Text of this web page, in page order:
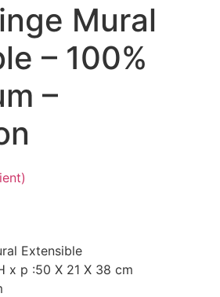
Mural
– 100%
–
Extensible
x p :50 X 21 X 38 cm